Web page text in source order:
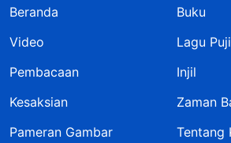
Beranda
Buku
Video
Lagu
Pembacaan
Injil
Kesaksian
Zaman
Pameran Gambar
Tentang